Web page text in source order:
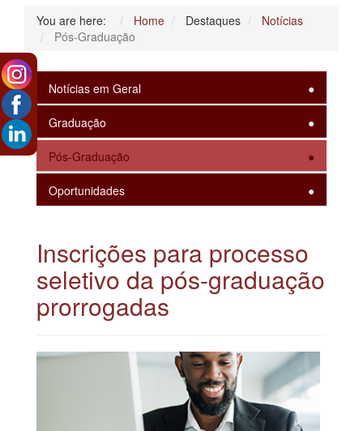
You are here: Home Destaques
Notícias
Pós-Graduação
Notícias em Geral
Graduação
Pós-Graduação
Oportunidades
Inscrições para processo
seletivo da pós-graduação
prorrogadas